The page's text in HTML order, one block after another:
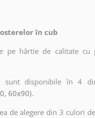
în cub
pe hârtie de calitate cu
sunt disponibile în 4
60x90).
de alegere din 3 culori